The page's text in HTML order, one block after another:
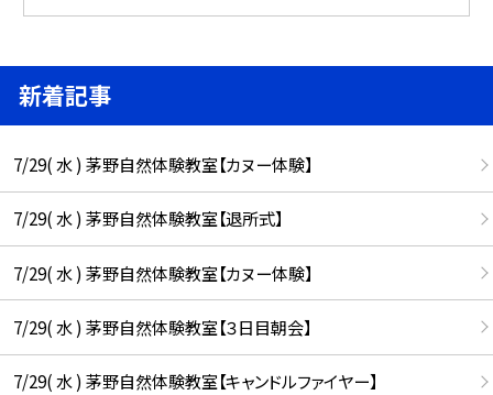
新着記事
7/29( 水 ) 茅野自然体験教室【カヌー体験】
7/29( 水 ) 茅野自然体験教室【退所式】
7/29( 水 ) 茅野自然体験教室【カヌー体験】
7/29( 水 ) 茅野自然体験教室【３日目朝会】
7/29( 水 ) 茅野自然体験教室【キャンドルファイヤー】